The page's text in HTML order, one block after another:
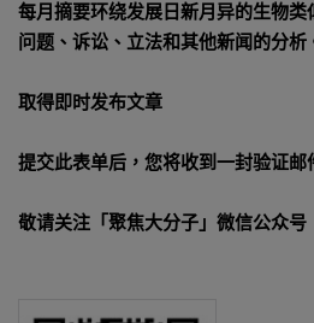
每月摘要环绕发展日新月异的生物
问题、诉讼、立法和其他新闻的分析
取得即时发布文章
提交此表单后，您将收到一封验证邮
敬请关注「聚焦大分子」微信公众号